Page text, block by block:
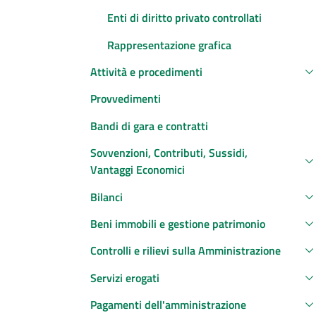
Enti di diritto privato controllati
Rappresentazione grafica
Attività e procedimenti
Provvedimenti
Bandi di gara e contratti
Sovvenzioni, Contributi, Sussidi,
Vantaggi Economici
Bilanci
Beni immobili e gestione patrimonio
Controlli e rilievi sulla Amministrazione
Servizi erogati
Pagamenti dell'amministrazione